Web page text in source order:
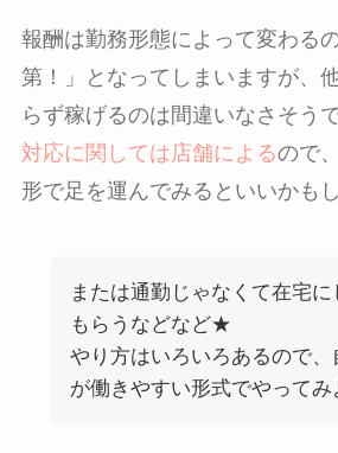
報酬は勤務形態によって変わる
第！」となってしまいますが、
らず稼げるのは間違いなさそうで
対応に関しては店舗によるので
形で足を運んでみるといいかも
または通勤じゃなくて在宅に
もらうなどなど★
やり方はいろいろあるので、
が働きやすい形式でやってみ